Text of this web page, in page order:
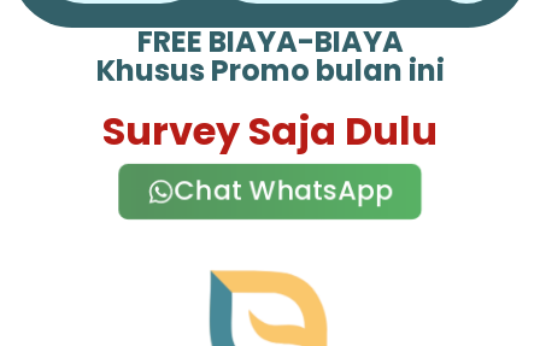
FREE BIAYA-BIAYA
Khusus Promo bulan ini
Survey Saja Dulu
Chat WhatsApp